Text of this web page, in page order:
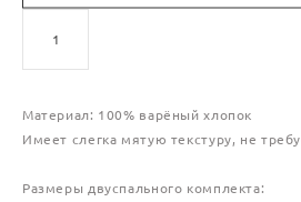
Материал: 100% варёный хлопок
Имеет слегка мятую текстуру, не
Размеры двуспального комплекта: